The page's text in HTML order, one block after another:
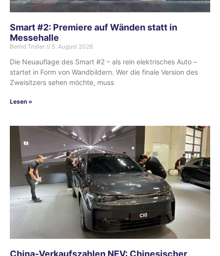
Smart #2: Premiere auf Wänden statt in
Messehalle
Bernd Troller 5. August 2026
Die Neuauflage des Smart #2 – als rein elektrisches Auto –
startet in Form von Wandbildern. Wer die finale Version des
Zweisitzers sehen möchte, muss
Lesen »
China-Verkaufszahlen NEV: Chinesischer